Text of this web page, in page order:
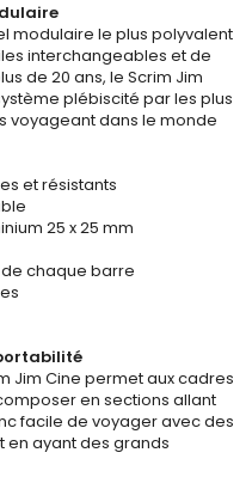
modulaire le plus polyvalent
interchangeables et de
de 20 ans, le Scrim Jim
plébiscité par les plus
voyageant dans le monde
et résistants
25 x 25 mm
de chaque barre
Jim Cine permet aux cadres
en sections allant
facile de voyager avec des
en ayant des grands